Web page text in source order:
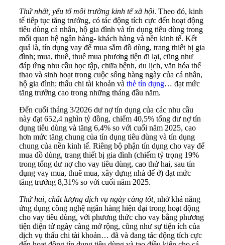
Thứ nhất, yếu tố môi trường kinh tế xã hội. Theo đó, kinh
tế tiếp tục tăng trưởng, có tác động tích cực đến hoạt động
tiêu dùng cá nhân, hộ gia đình và tín dụng tiêu dùng trong
mối quan hệ ngân hàng- khách hàng và nền kinh tế. Kết
quả là, tín dụng vay để mua sắm đồ dùng, trang thiết bị gia
đình; mua, thuê, thuê mua phương tiện đi lại, cũng như
đáp ứng nhu cầu học tập, chữa bệnh, du lịch, văn hóa thể
thao và sinh hoạt trong cuộc sống hàng ngày của cá nhân,
hộ gia đình; thấu chi tài khoản và thẻ tín dụng… đạt mức
tăng trưởng cao trong những tháng đầu năm.
Đến cuối tháng 3/2026 dư nợ tín dụng của các nhu cầu
này đạt 652,4 nghìn tỷ đồng, chiếm 40,5% tổng dư nợ tín
dụng tiêu dùng và tăng 6,4% so với cuối năm 2025, cao
hơn mức tăng chung của tín dụng tiêu dùng và tín dụng
chung của nền kinh tế. Riêng bộ phận tín dụng cho vay để
mua đồ dùng, trang thiết bị gia đình (chiếm tỷ trọng 19%
trong tổng dư nợ cho vay tiêu dùng, cao thứ hai, sau tín
dụng vay mua, thuê mua, xây dựng nhà để ở) đạt mức
tăng trưởng 8,31% so với cuối năm 2025.
Thứ hai, chất lượng dịch vụ ngày càng tốt, nhờ khả năng
ứng dụng công nghệ ngân hàng hiện đại trong hoạt động
cho vay tiêu dùng, với phương thức cho vay bằng phương
tiện điện tử ngày càng mở rộng, cũng như sự tiện ích của
dịch vụ thấu chi tài khoản… đã và đang tác động tích cực